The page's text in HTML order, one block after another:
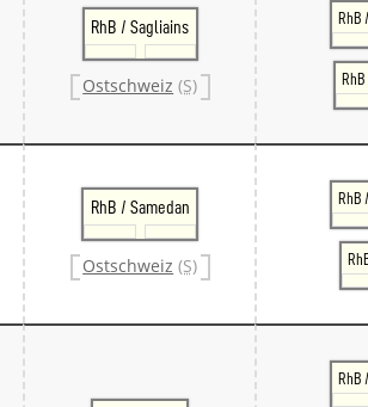
RhB / Sagliains
Ostschweiz (S)
RhB
RhB / Samedan
Ostschweiz (S)
RhB
RhB